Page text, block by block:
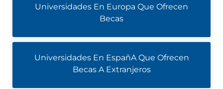
Universidades En Europa Que Ofrecen
Becas
Universidades En EspañA Que Ofrecen
Becas A Extranjeros